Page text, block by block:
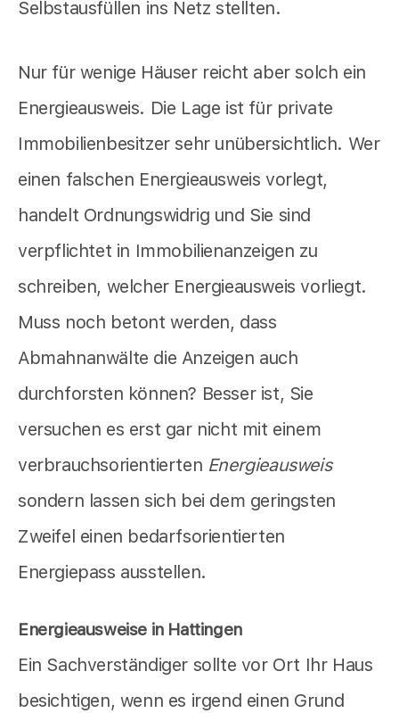
Selbstausfüllen ins Netz stellten.
Nur für wenige Häuser reicht aber solch ein
Energieausweis. Die Lage ist für private
Immobilienbesitzer sehr unübersichtlich. Wer
einen falschen Energieausweis vorlegt,
handelt Ordnungswidrig und Sie sind
verpflichtet in Immobilienanzeigen zu
schreiben, welcher Energieausweis vorliegt.
Muss noch betont werden, dass
Abmahnanwälte die Anzeigen auch
durchforsten können? Besser ist, Sie
versuchen es erst gar nicht mit einem
verbrauchsorientierten Energieausweis
sondern lassen sich bei dem geringsten
Zweifel einen bedarfsorientierten
Energiepass ausstellen.
Energieausweise in Hattingen
Ein Sachverständiger sollte vor Ort Ihr Haus
besichtigen, wenn es irgend einen Grund